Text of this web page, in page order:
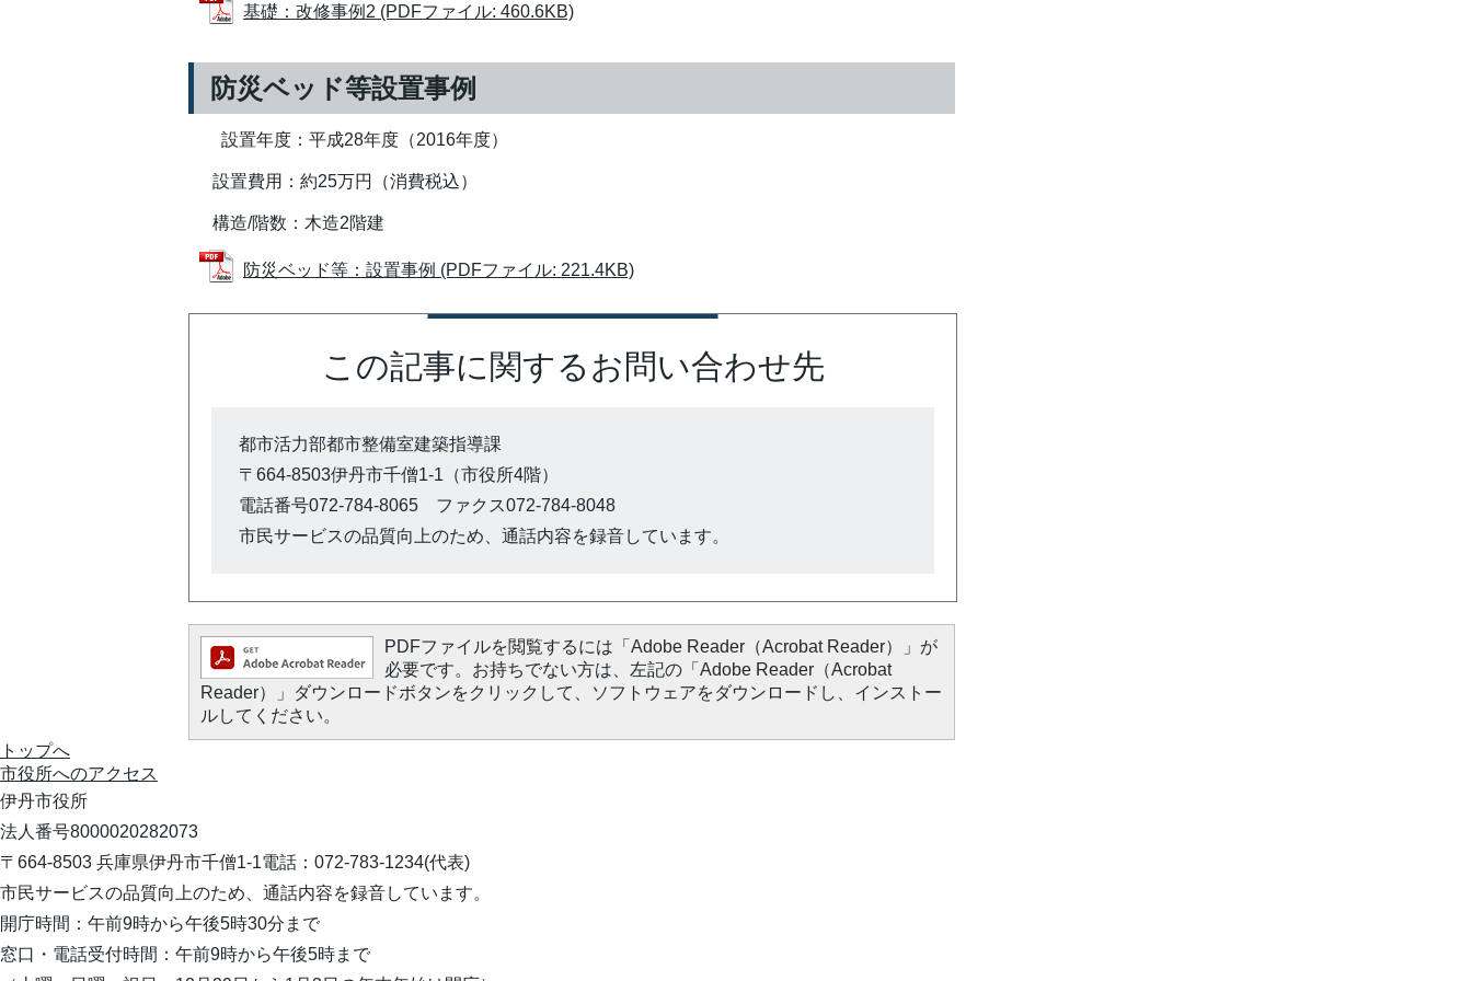
基礎：改修事例2 (PDFファイル: 460.6KB)
防災ベッド等設置事例
設置年度：平成28年度（2016年度）
設置費用：約25万円（消費税込）
構造/階数：木造2階建
防災ベッド等：設置事例 (PDFファイル: 221.4KB)
この記事に関するお問い合わせ先
都市活力部都市整備室建築指導課
〒664-8503伊丹市千僧1-1（市役所4階）
電話番号072-784-8065 ファクス072-784-8048
市民サービスの品質向上のため、通話内容を録音しています。
PDFファイルを閲覧するには「Adobe Reader（Acrobat Reader）」が
必要です。お持ちでない方は、左記の「Adobe Reader（Acrobat
Reader）」ダウンロードボタンをクリックして、ソフトウェアをダウンロードし、インストー
ルしてください。
トップへ
市役所へのアクセス
伊丹市役所
法人番号8000020282073
〒664-8503 兵庫県伊丹市千僧1-1電話：072-783-1234(代表)
市民サービスの品質向上のため、通話内容を録音しています。
開庁時間：午前9時から午後5時30分まで
窓口・電話受付時間：午前9時から午後5時まで